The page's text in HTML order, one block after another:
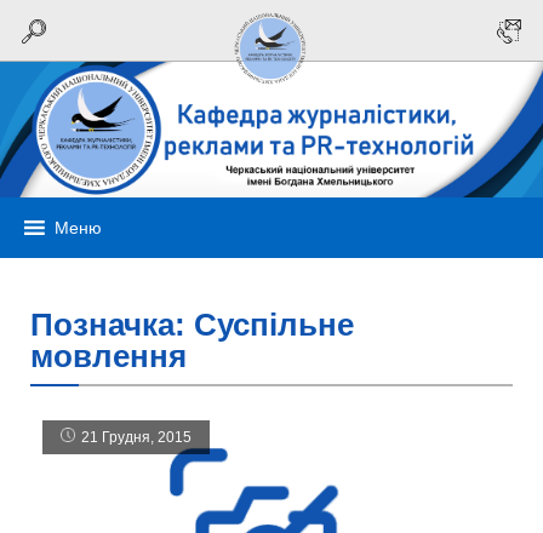
Меню
Позначка: Суспільне
мовлення
21 Грудня, 2015